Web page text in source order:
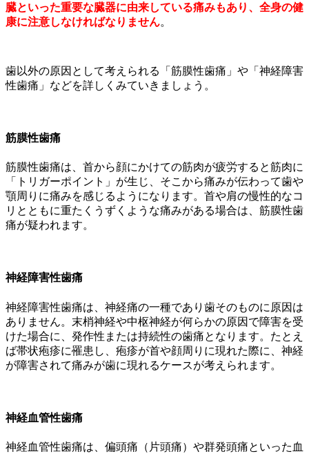
臓といった重要な臓器に由来している痛みもあり、全身の健
康に注意しなければなりません。
歯以外の原因として考えられる「筋膜性歯痛」や「神経障害
性歯痛」などを詳しくみていきましょう。
筋膜性歯痛
筋膜性歯痛は、首から顔にかけての筋肉が疲労すると筋肉に
「トリガーポイント」が生じ、そこから痛みが伝わって歯や
顎周りに痛みを感じるようになります。首や肩の慢性的なコ
リとともに重たくうずくような痛みがある場合は、筋膜性歯
痛が疑われます。
神経障害性歯痛
神経障害性歯痛は、神経痛の一種であり歯そのものに原因は
ありません。末梢神経や中枢神経が何らかの原因で障害を受
けた場合に、発作性または持続性の歯痛となります。たとえ
ば帯状疱疹に罹患し、疱疹が首や顔周りに現れた際に、神経
が障害されて痛みが歯に現れるケースが考えられます。
神経血管性歯痛
神経血管性歯痛は、偏頭痛（片頭痛）や群発頭痛といった血